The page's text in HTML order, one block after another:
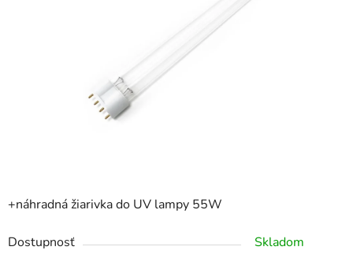
+náhradná žiarivka do UV lampy 55W
Dostupnosť
Skladom